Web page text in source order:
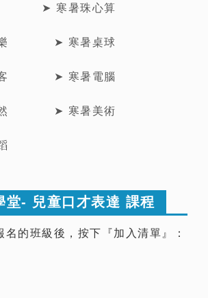
➤ 寒暑珠心算
➤ 寒暑桌球
➤ 寒暑電腦
➤ 寒暑美術
堂- 兒童口才表達 課程
名的班級後，按下『加入清單』：